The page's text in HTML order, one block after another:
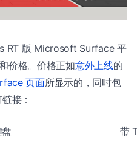
RT 版 Microsoft Surface 平
价格。价格正如意外上线的
页面所显示的，同时包
接：
带